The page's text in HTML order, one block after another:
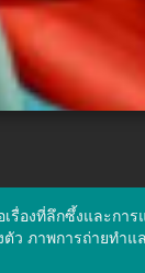
รื่องที่ลึกซึ้งและก
ภาพการถ่ายทำ